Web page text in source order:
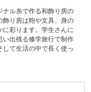
ナル糸で作る和飾り房の
飾り房は鞄や文具、身の
に彩ります。学生さんに
い出残る修学旅行で制作
して生活の中で長く使っ